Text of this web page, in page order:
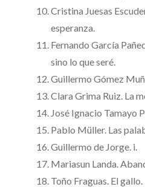
Cristina Juesas
esperanza.
Fernando García
sino lo que seré.
Guillermo Gómez
Clara Grima Ruiz. La
José Ignacio Tamayo
Pablo Müller. Las
Guillermo de Jorge. i.
Mariasun Landa.
Toño Fraguas. El gallo.